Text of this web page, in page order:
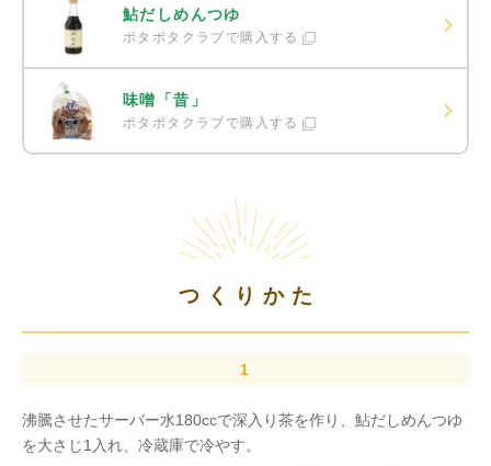
鮎だしめんつゆ
ポタポタクラブで購入する
味噌「昔」
ポタポタクラブで購入する
つくりかた
沸騰させたサーバー水180ccで深入り茶を作り、鮎だしめんつゆ
を大さじ1入れ、冷蔵庫で冷やす。